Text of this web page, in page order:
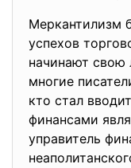
Меркантилизм
успехов
начинают свою
многие
кто стал
финансами
управитель